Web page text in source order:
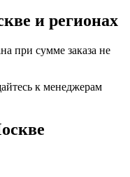
и регионах
при сумме заказа не
к менеджерам